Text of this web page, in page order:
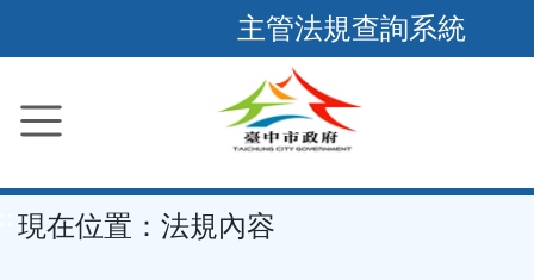
到
要
容
區
主管法規查詢系統
現在位置： 法規內容